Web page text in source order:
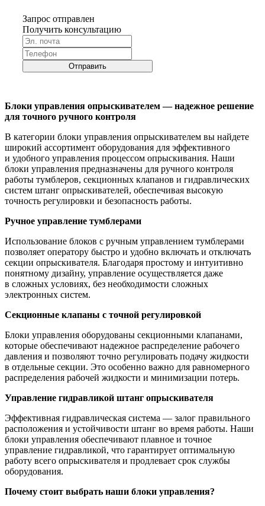
Запрос отправлен
Получить консультацию
Отправить
Блоки управления опрыскивателем — надежное решение
для точного ручного контроля
В категории блоки управления опрыскивателем вы найдете
широкий ассортимент оборудования для эффективного
и удобного управления процессом опрыскивания. Наши
блоки управления предназначены для ручного контроля
работы тумблеров, секционных клапанов и гидравлических
систем штанг опрыскивателей, обеспечивая высокую
точность регулировки и безопасность работы.
Ручное управление тумблерами
Использование блоков с ручным управлением тумблерами
позволяет оператору быстро и удобно включать и отключать
секции опрыскивателя. Благодаря простому и интуитивно
понятному дизайну, управление осуществляется даже
в сложных условиях, без необходимости сложных
электронных систем.
Секционные клапаны с точной регулировкой
Блоки управления оборудованы секционными клапанами,
которые обеспечивают надежное распределение рабочего
давления и позволяют точно регулировать подачу жидкости
в отдельные секции. Это особенно важно для равномерного
распределения рабочей жидкости и минимизации потерь.
Управление гидравликой штанг опрыскивателя
Эффективная гидравлическая система — залог правильного
расположения и устойчивости штанг во время работы. Наши
блоки управления обеспечивают плавное и точное
управление гидравликой, что гарантирует оптимальную
работу всего опрыскивателя и продлевает срок службы
оборудования.
Почему стоит выбрать наши блоки управления?